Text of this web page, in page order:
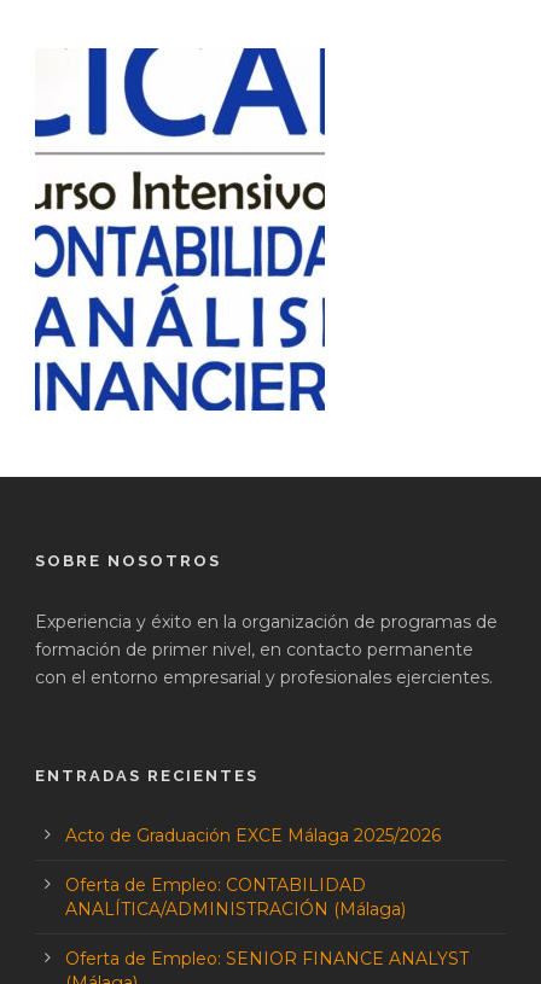
SOBRE NOSOTROS
Experiencia y éxito en la organización de programas de
formación de primer nivel, en contacto permanente
con el entorno empresarial y profesionales ejercientes.
ENTRADAS RECIENTES
Acto de Graduación EXCE Málaga 2025/2026
Oferta de Empleo: CONTABILIDAD
ANALÍTICA/ADMINISTRACIÓN (Málaga)
Oferta de Empleo: SENIOR FINANCE ANALYST